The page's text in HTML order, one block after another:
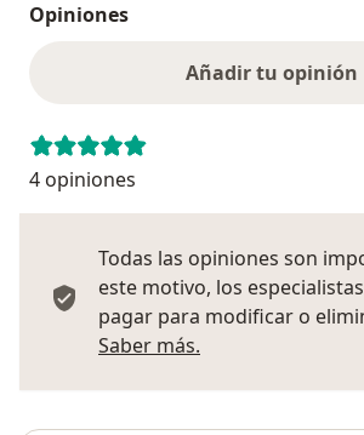
Opiniones
Añadir tu opinión
4 opiniones
Todas las opiniones son
este motivo, los
pagar para modificar o
Saber más.